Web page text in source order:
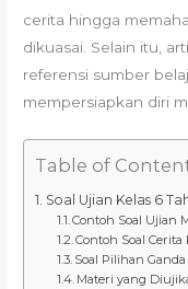
cerita hingga
dikuasai. Selain itu,
referensi sumber
mempersiapkan diri
Table of
Soal Ujian Kelas 6
Contoh Soal Ujian
Contoh Soal
Soal Pilihan
Materi yang